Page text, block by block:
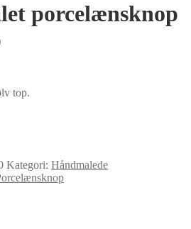
porcelænsknop
top.
Kategori: Håndmalede